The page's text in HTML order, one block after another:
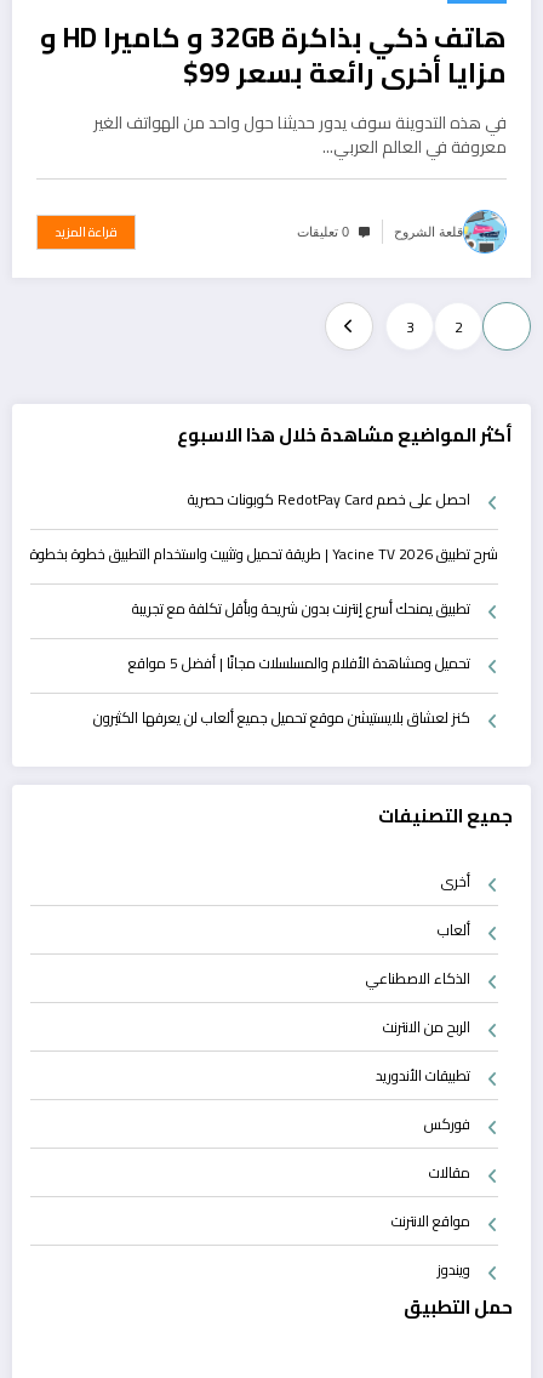
هاتف ذكي بذاكرة 32GB و كاميرا HD و
مزايا أخرى رائعة بسعر 99$
في هذه التدوينة سوف يدور حديثنا حول واحد من الهواتف الغير
معروفة في العالم العربي…
قلعة الشروح 0 تعليقات قراءة المزيد
تعدد
صفحات
المقالات
2
3
أكثر المواضيع مشاهدة خلال هذا الاسبوع
احصل على خصم RedotPay Card كوبونات حصرية
شرح تطبيق Yacine TV 2026 | طريقة تحميل وتثبيت واستخدام التطبيق خطوة بخطوة
تطبيق يمنحك أسرع إنترنت بدون شريحة وبأقل تكلفة مع تجريبة
تحميل ومشاهدة الأفلام والمسلسلات مجانًا | أفضل 5 مواقع
كنز لعشاق بلايستيشن موقع تحميل جميع ألعاب لن يعرفها الكثيرون
جميع التصنيفات
أخرى
ألعاب
الذكاء الاصطناعي
الربح من الانترنت
تطبيقات الأندوريد
فوركس
مقالات
مواقع الانترنت
ويندوز
حمل التطبيق